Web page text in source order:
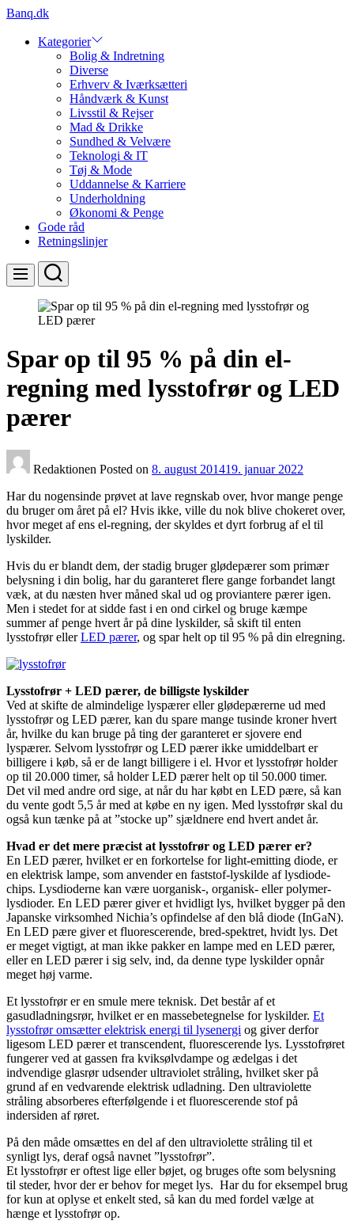
Skip
content
Banq.dk
Kategorier
Bolig & Indretning
Diverse
Erhverv & Iværksætteri
Håndværk & Kunst
Livsstil & Rejser
Mad & Drikke
Sundhed & Velvære
Teknologi & IT
Tøj & Mode
Uddannelse & Karriere
Underholdning
Økonomi & Penge
Gode råd
Retningslinjer
Menu Search
Spar op til 95 % på din el-
regning med lysstofrør og LED
pærer
Redaktionen Posted on 8. august 201419. januar 2022
Har du nogensinde prøvet at lave regnskab over, hvor mange penge
du bruger om året på el? Hvis ikke, ville du nok blive chokeret over,
hvor meget af ens el-regning, der skyldes et dyrt forbrug af el til
lyskilder.
Hvis du er blandt dem, der stadig bruger glødepærer som primær
belysning i din bolig, har du garanteret flere gange forbandet langt
væk, at du næsten hver måned skal ud og proviantere pærer igen.
Men i stedet for at sidde fast i en ond cirkel og bruge kæmpe
summer af penge hvert år på dine lyskilder, så skift til enten
lysstofrør ellerLED pærer, og spar helt op til 95 % på din elregning.
Lysstofrør + LED pærer, de billigste lyskilder
Ved at skifte de almindelige lyspærer eller glødepærerne ud med
lysstofrør og LED pærer, kan du spare mange tusinde kroner hvert
år, hvilke du kan bruge på ting der garanteret er sjovere end
lyspærer. Selvom lysstofrør og LED pærer ikke umiddelbart er
billigere i køb, så er de langt billigere i el. Hvor et lysstofrør holder
op til 20.000 timer, så holder LED pærer helt op til 50.000 timer.
Det vil med andre ord sige, at når du har købt en LED pære, så kan
du vente godt 5,5 år med at købe en ny igen. Med lysstofrør skal du
også kun tænke på at ”stocke up” sjældnere end hvert andet år.
Hvad er det mere præcist at lysstofrør og LED pærer er?
En LED pærer, hvilket er en forkortelse for light-emitting diode, er
en elektrisk lampe, som anvender en faststof-lyskilde af lysdiode-
chips. Lysdioderne kan være uorganisk-, organisk- eller polymer-
lysdioder. En LED pærer giver et hvidligt lys, hvilket bygger på den
Japanske virksomhed Nichia’s opfindelse af den blå diode (InGaN).
En LED pære giver et fluorescerende, bred-spektret, hvidt lys. Det
er meget vigtigt, at man ikke pakker en lampe med en LED pærer,
eller en LED pærer i sig selv, ind, da denne type lyskilder opnår
meget høj varme.
Et lysstofrør er en smule mere teknisk. Det består af et
gasudladningsrør, hvilket er en massebetegnelse for lyskilder. Et
lysstofrør omsætter elektrisk energi til lysenergi og giver derfor
ligesom LED pærer et transcendent, fluorescerende lys. Lysstofrøret
fungerer ved at gassen fra kviksølvdampe og ædelgas i det
indvendige glasrør udsender ultraviolet stråling, hvilket sker på
grund af en vedvarende elektrisk udladning. Den ultraviolette
stråling absorberes efterfølgende i et fluorescerende stof på
indersiden af røret.
På den måde omsættes en del af den ultraviolette stråling til et
synligt lys, deraf også navnet ”lysstofrør”.
Et lysstofrør er oftest lige eller bøjet, og bruges ofte som belysning
til steder, hvor der er behov for meget lys. Har du for eksempel brug
for kun at oplyse et enkelt sted, så kan du med fordel vælge at
hænge et lysstofrør op.